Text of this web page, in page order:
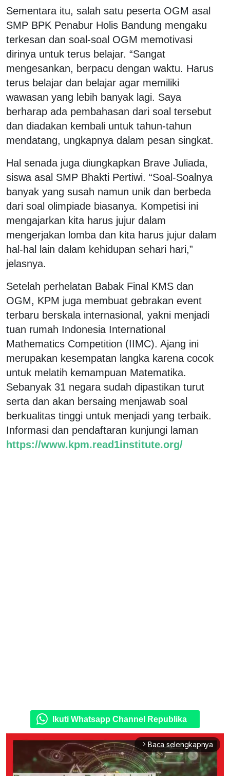
Sementara itu, salah satu peserta OGM asal
SMP BPK Penabur Holis Bandung mengaku
terkesan dan soal-soal OGM memotivasi
dirinya untuk terus belajar. “Sangat
mengesankan, berpacu dengan waktu. Harus
terus belajar dan belajar agar memiliki
wawasan yang lebih banyak lagi. Saya
berharap ada pembahasan dari soal tersebut
dan diadakan kembali untuk tahun-tahun
mendatang, ungkapnya dalam pesan singkat.
Hal senada juga diungkapkan Brave Juliada,
siswa asal SMP Bhakti Pertiwi. “Soal-Soalnya
banyak yang susah namun unik dan berbeda
dari soal olimpiade biasanya. Kompetisi ini
mengajarkan kita harus jujur dalam
mengerjakan lomba dan kita harus jujur dalam
hal-hal lain dalam kehidupan sehari hari,”
jelasnya.
Setelah perhelatan Babak Final KMS dan
OGM, KPM juga membuat gebrakan event
terbaru berskala internasional, yakni menjadi
tuan rumah Indonesia International
Mathematics Competition (IIMC). Ajang ini
merupakan kesempatan langka karena cocok
untuk melatih kemampuan Matematika.
Sebanyak 31 negara sudah dipastikan turut
serta dan akan bersaing menjawab soal
berkualitas tinggi untuk menjadi yang terbaik.
Informasi dan pendaftaran kunjungi laman
https://www.kpm.read1institute.org/
Ikuti Whatsapp Channel Republika
arrow_forward_ios Baca selengkapnya